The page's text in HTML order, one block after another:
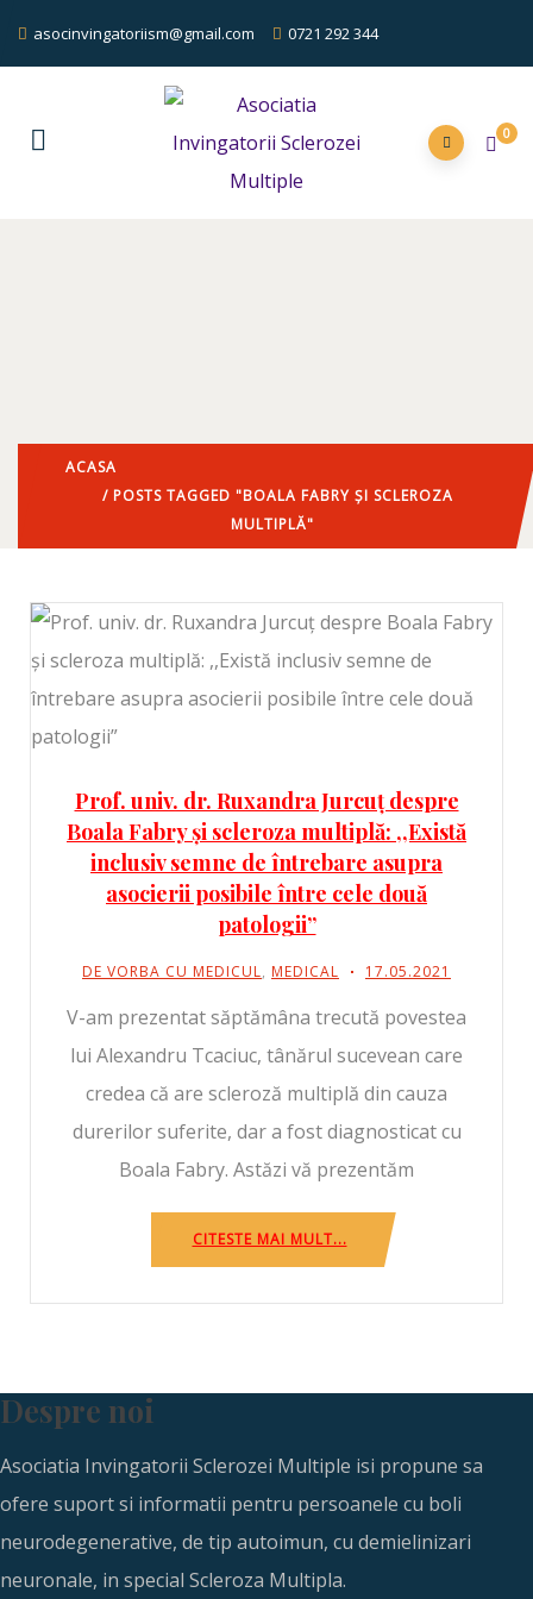
asocinvingatoriism@gmail.com 0721 292 344
0
ACASA
/ POSTS TAGGED "BOALA FABRY ȘI SCLEROZA
MULTIPLĂ"
Prof. univ. dr. Ruxandra Jurcuț despre
Boala Fabry și scleroza multiplă: ,,Există
inclusiv semne de întrebare asupra
asocierii posibile între cele două
patologii”
DE VORBA CU MEDICUL, MEDICAL 17.05.2021
V-am prezentat săptămâna trecută povestea
lui Alexandru Tcaciuc, tânărul sucevean care
credea că are scleroză multiplă din cauza
durerilor suferite, dar a fost diagnosticat cu
Boala Fabry. Astăzi vă prezentăm
CITESTE MAI MULT...
Despre noi
Asociatia Invingatorii Sclerozei Multiple isi propune sa
ofere suport si informatii pentru persoanele cu boli
neurodegenerative, de tip autoimun, cu demielinizari
neuronale, in special Scleroza Multipla.